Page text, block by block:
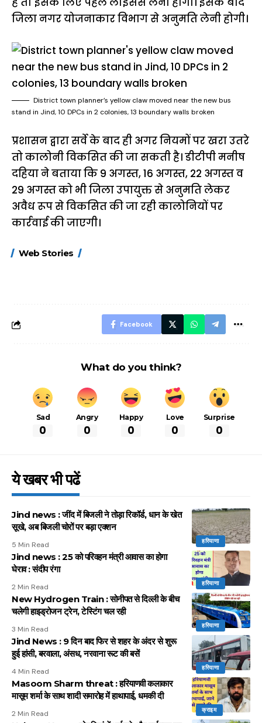
जिला नगर योजनाकार विभाग से अनुमति लेनी होगी।
District town planner’s yellow claw moved near the new bus
stand in Jind, 10 DPCs in 2 colonies, 13 boundary walls broken
प्रशासन द्वारा सर्वे के बाद ही अगर नियमों पर खरा उतरे
तो कालोनी विकसित की जा सकती है। डीटीपी मनीष
दहिया ने बताया कि 9 अगस्त, 16 अगस्त, 22 अगस्त व
29 अगस्त को भी जिला उपायुक्त से अनुमति लेकर
अवैध रूप से विकसित की जा रही कालोनियों पर
कार्रवाई की जाएगी।
Web Stories
FASTag के ये नए
Facebook
What do you think?
Sad
0
Angry
0
Happy
0
Love
0
Surprise
0
ये खबर भी पढें
हरियाणा
Jind news : जींद में बिजली ने तोड़ा रिकॉर्ड, धान के खेत
सूखे, अब बिजली चोरों पर बड़ा एक्शन
5 Min Read
हरियाणा
Jind news : 25 को परिवहन मंत्री आवास का होगा
घेराव : संदीप रंगा
2 Min Read
हरियाणा
New Hydrogen Train : सोनीपत से दिल्ली के बीच
चलेगी हाइड्रोजन ट्रेन, टेस्टिंग चल रही
3 Min Read
हरियाणा
Jind News : 9 दिन बाद फिर से शहर के अंदर से शुरू
हुई हांसी, बरवाला, अंसध, नरवाना रूट की बसें
4 Min Read
क्राइम
Masoom Sharm threat : हरियाणवी कलाकार
मासूम शर्मा के साथ शादी समारोह में हाथापाई, धमकी दी
2 Min Read